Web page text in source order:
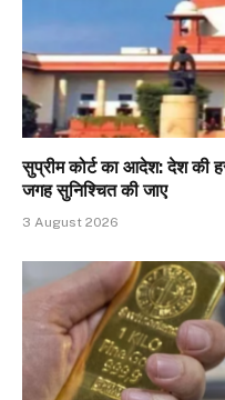
सुप्रीम कोर्ट का आदेश: देश की
जगह सुनिश्चित की जाए
3 August 2026